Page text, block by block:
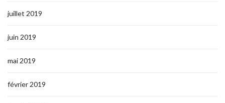
juillet 2019
juin 2019
mai 2019
février 2019